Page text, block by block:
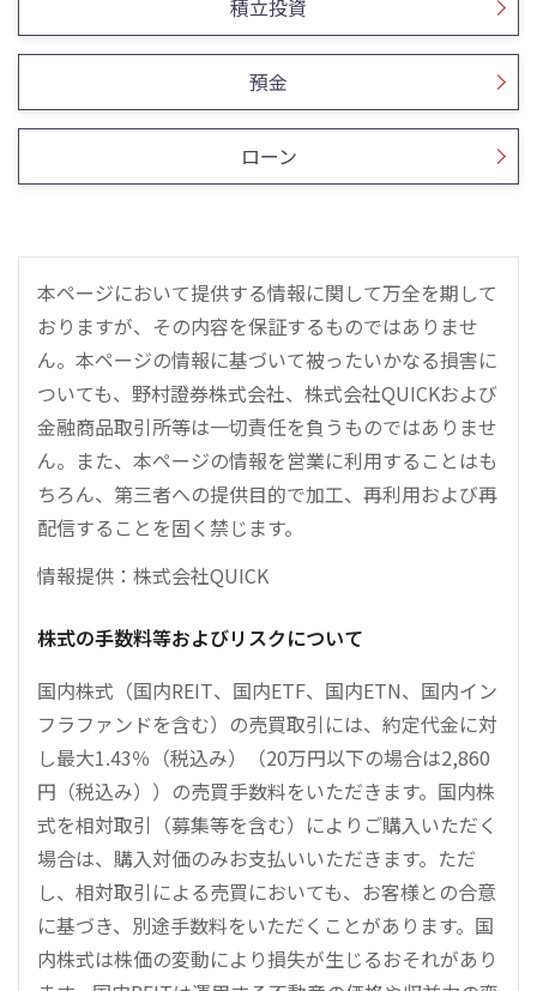
積立投資
預金
ローン
本ページにおいて提供する情報に関して万全を期して
おりますが、その内容を保証するものではありませ
ん。本ページの情報に基づいて被ったいかなる損害に
ついても、野村證券株式会社、株式会社QUICKおよび
金融商品取引所等は一切責任を負うものではありませ
ん。また、本ページの情報を営業に利用することはも
ちろん、第三者への提供目的で加工、再利用および再
配信することを固く禁じます。
情報提供：株式会社QUICK
株式の手数料等およびリスクについて
国内株式（国内REIT、国内ETF、国内ETN、国内イン
フラファンドを含む）の売買取引には、約定代金に対
し最大1.43％（税込み）（20万円以下の場合は2,860
円（税込み））の売買手数料をいただきます。国内株
式を相対取引（募集等を含む）によりご購入いただく
場合は、購入対価のみお支払いいただきます。ただ
し、相対取引による売買においても、お客様との合意
に基づき、別途手数料をいただくことがあります。国
内株式は株価の変動により損失が生じるおそれがあり